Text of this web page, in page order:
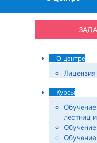
О центре
Лицензия
Курсы
лестниц